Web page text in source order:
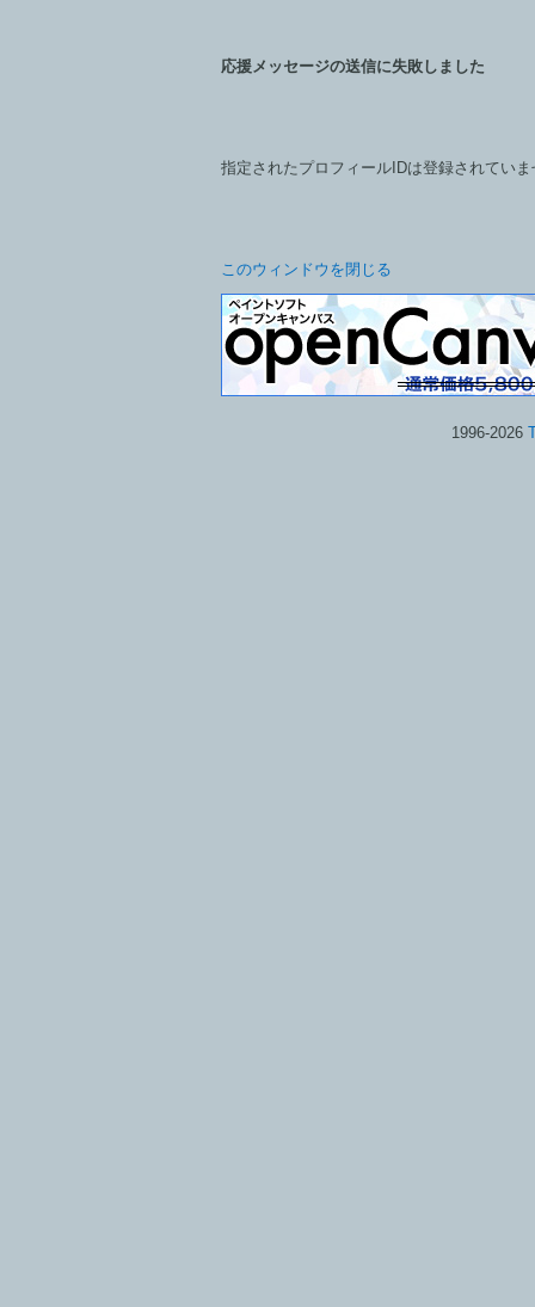
応援メッセージの送信に失敗しました
指定されたプロフィールIDは登録されていま
このウィンドウを閉じる
1996-2026